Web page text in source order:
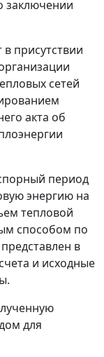
заключении
присутствии
сетей
акта об
период
энергию на
тепловой
способом по
в
и исходные
для